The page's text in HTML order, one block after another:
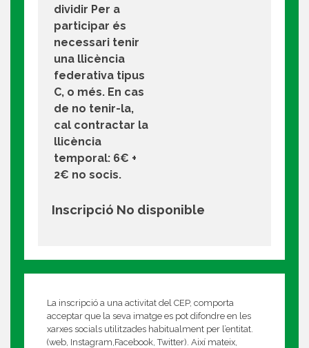
dividir Per a
participar és
necessari tenir
una llicència
federativa tipus
C, o més. En cas
de no tenir-la,
cal contractar la
llicència
temporal: 6€ +
2€ no socis.
Inscripció No disponible
La inscripció a una activitat del CEP, comporta
acceptar que la seva imatge es pot difondre en les
xarxes socials utilitzades habitualment per l’entitat.
(web, Instagram,Facebook, Twitter). Així mateix,